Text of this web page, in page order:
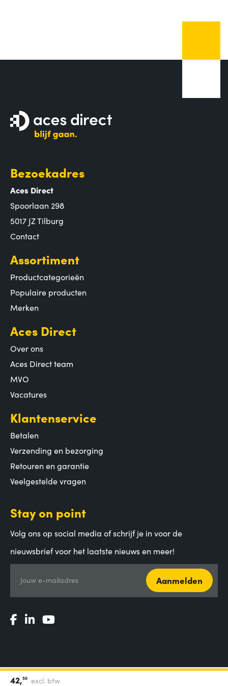
42,50 excl. btw
Bezoekadres
Aces Direct
Spoorlaan 298
5017 JZ Tilburg
Contact
Assortiment
Productcategorieën
Populaire producten
Merken
Aces Direct
Over ons
Aces Direct team
MVO
Vacatures
Klantenservice
Betalen
Verzending en bezorging
Retouren en garantie
Veelgestelde vragen
Stay on point
Volg ons op social media of schrijf je in voor de
nieuwsbrief voor het laatste nieuws en meer!
Jouw e-mailadres Aanmelden
Algemene voorwaarden